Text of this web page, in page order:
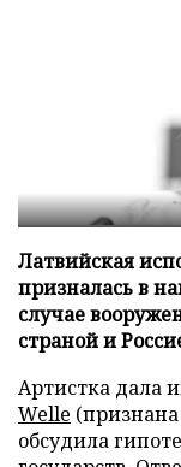
Латвийская
призналась в
случае
страной и
Артистка дала
Welle
обсудила